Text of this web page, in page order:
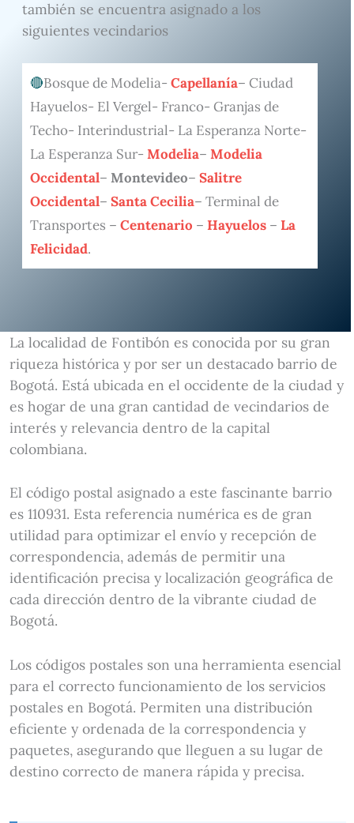
también se encuentra asignado a los
siguientes vecindarios
Bosque de Modelia- Capellanía– Ciudad
Hayuelos- El Vergel- Franco- Granjas de
Techo- Interindustrial- La Esperanza Norte-
La Esperanza Sur- Modelia– Modelia
Occidental– Montevideo– Salitre
Occidental– Santa Cecilia– Terminal de
Transportes – Centenario – Hayuelos– La
Felicidad.
La localidad de Fontibón es conocida por su gran
riqueza histórica y por ser un destacado barrio de
Bogotá. Está ubicada en el occidente de la ciudad y
es hogar de una gran cantidad de vecindarios de
interés y relevancia dentro de la capital
colombiana.
El código postal asignado a este fascinante barrio
es 110931. Esta referencia numérica es de gran
utilidad para optimizar el envío y recepción de
correspondencia, además de permitir una
identificación precisa y localización geográfica de
cada dirección dentro de la vibrante ciudad de
Bogotá.
Los códigos postales son una herramienta esencial
para el correcto funcionamiento de los servicios
postales en Bogotá. Permiten una distribución
eficiente y ordenada de la correspondencia y
paquetes, asegurando que lleguen a su lugar de
destino correcto de manera rápida y precisa.